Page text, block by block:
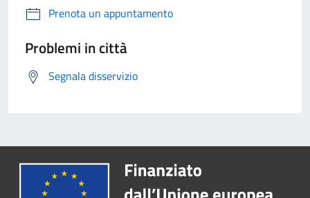
Prenota un appuntamento
Problemi in città
Segnala disservizio